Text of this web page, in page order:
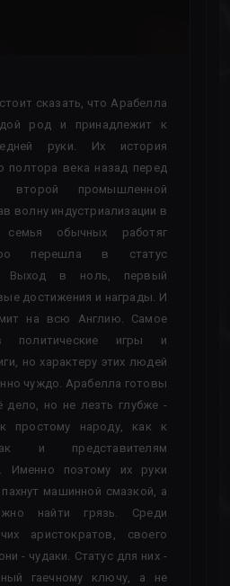
сказать, что Арабелла
род и принадлежит к
руки. Их история
полтора века назад перед
второй промышленной
волну индустриализации в
обычных работяг
перешла в статус
Выход в ноль, первый
достижения и награды. И
на всю Англию. Самое
игры и
но характеру этих людей
чуждо. Арабелла готовы
дело, но не лезть глубже -
простому народу, как к
и представителям
Именно поэтому их руки
машинной смазкой, а
найти грязь. Среди
аристократов, своего
- чудаки. Статус для них -
гаечному ключу, а не